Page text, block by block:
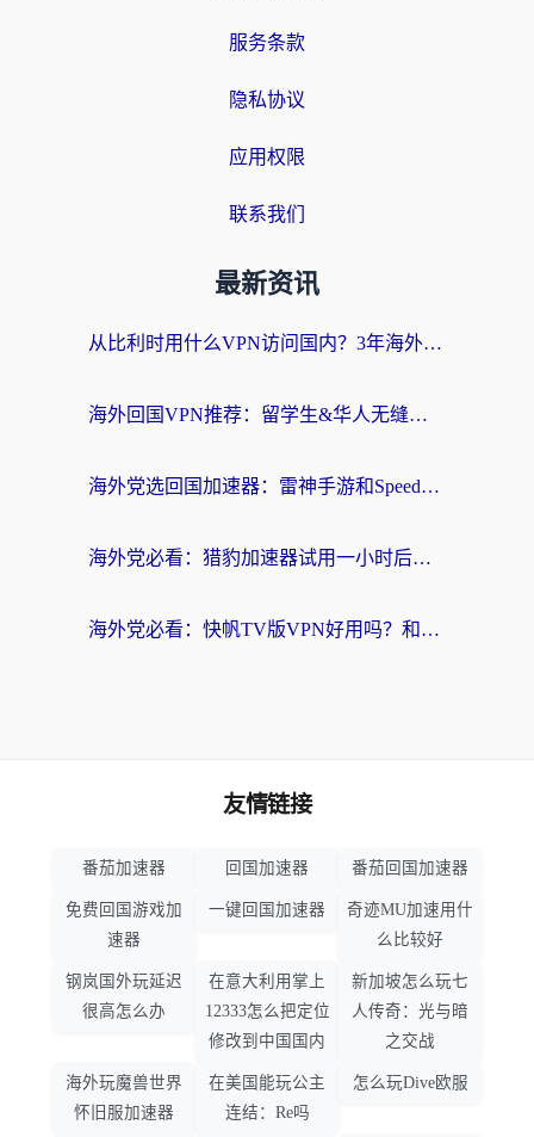
服务条款
隐私协议
应用权限
联系我们
最新资讯
从比利时用什么VPN访问国内？3年海外党亲测有效的无缝回国上网指南
海外回国VPN推荐：留学生&华人无缝访问国内资源的实用指南
海外党选回国加速器：雷神手游和SpeedCN哪个好？附避坑指南
海外党必看：猎豹加速器试用一小时后，我终于找到无缝访问国内资源的正确姿势
海外党必看：快帆TV版VPN好用吗？和畅游VPN对比哪个回国效果更好？附实用选择指南
友情链接
番茄加速器 回国加速器 番茄回国加速器
免费回国游戏加
速器
一键回国加速器
奇迹MU加速用什
么比较好
钢岚国外玩延迟
很高怎么办
在意大利用掌上
12333怎么把定位
修改到中国国内
新加坡怎么玩七
人传奇：光与暗
之交战
海外玩魔兽世界
怀旧服加速器
在美国能玩公主
连结：Re吗
怎么玩Dive欧服